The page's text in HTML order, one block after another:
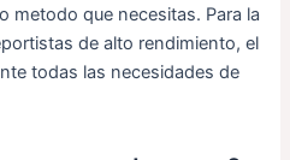
metodo que necesitas. Para la
de alto rendimiento, el
todas las necesidades de